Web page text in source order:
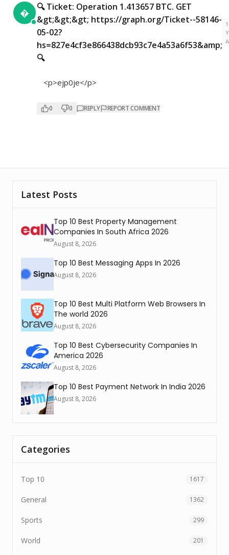

🔍 Ticket: Operation 1.413657 BTC. GET
&gt;&gt;&gt; https://graph.org/Ticket--58146-
05-02?
hs=827e4cf3e866438dcb93c7e4a53a6f53&amp;
🔍
1
<p>ejp0je</p>
0 0 REPLY REPORT COMMENT
Latest Posts
Top 10 Best Property Management
Companies In South Africa 2026
August 8, 2026
Top 10 Best Messaging Apps In 2026
August 8, 2026
Top 10 Best Multi Platform Web Browsers In
The world 2026
August 8, 2026
Top 10 Best Cybersecurity Companies In
America 2026
August 8, 2026
Top 10 Best Payment Network In India 2026
August 8, 2026
Categories
Top 10 1617
General 1362
Sports 299
World 201